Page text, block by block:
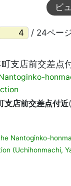
ビ
/ 24ペー